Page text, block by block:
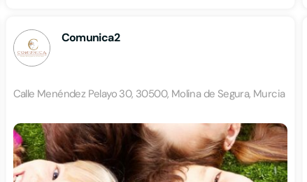
Comunica2
Calle Menéndez Pelayo 30, 30500, Molina de Segura, Murcia